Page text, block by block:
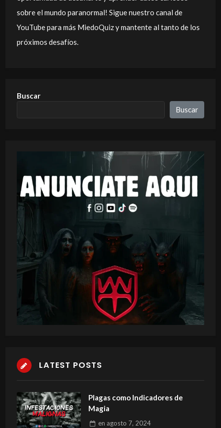
sobre el mundo paranormal! Sigue nuestro canal de
YouTube para más MiedoQuiz y mantente al tanto de los
próximos desafíos.
Buscar
Buscar
LATEST POSTS
Plagas como Indicadores de
Magia
en agosto 7, 2024